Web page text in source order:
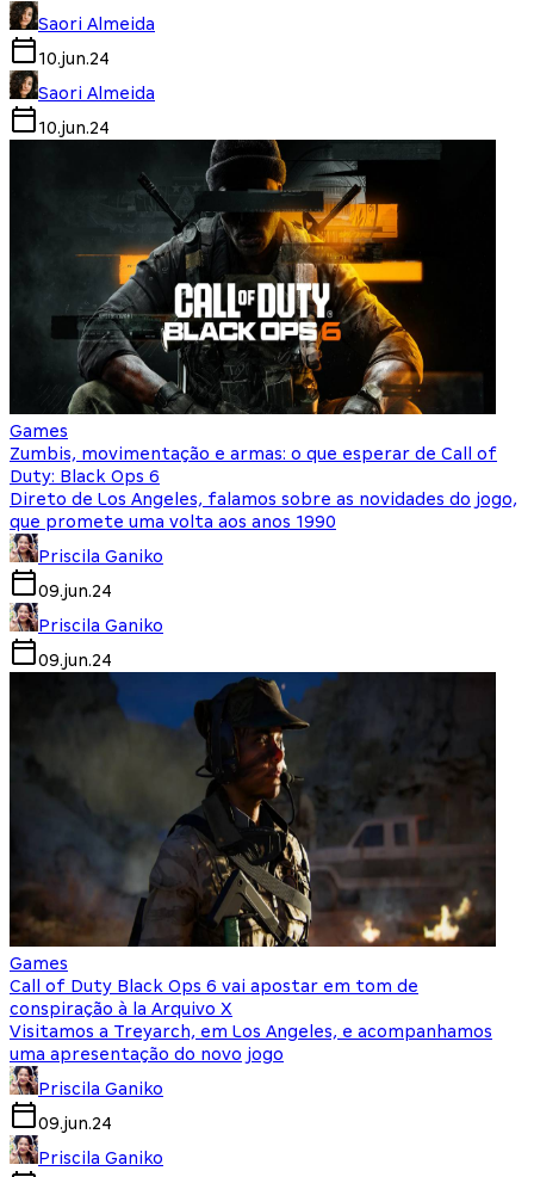
Saori Almeida
10.jun.24
Saori Almeida
10.jun.24
Games
Zumbis, movimentação e armas: o que esperar de Call of
Duty: Black Ops 6
Direto de Los Angeles, falamos sobre as novidades do jogo,
que promete uma volta aos anos 1990
Priscila Ganiko
09.jun.24
Priscila Ganiko
09.jun.24
Games
Call of Duty Black Ops 6 vai apostar em tom de
conspiração à la Arquivo X
Visitamos a Treyarch, em Los Angeles, e acompanhamos
uma apresentação do novo jogo
Priscila Ganiko
09.jun.24
Priscila Ganiko